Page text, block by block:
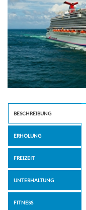
BESCHREIBUNG
ERHOLUNG
FREIZEIT
UNTERHALTUNG
FITNESS